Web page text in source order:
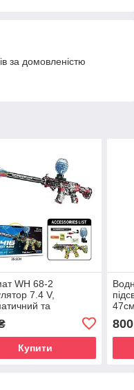
за домовленістю
WH 68-2
7.4 V,
та
стріляє орбізами,
Купити
800